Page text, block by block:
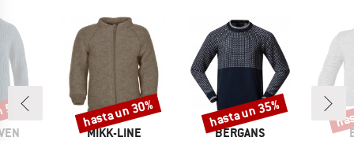
MARCA
MIKK-LINE
Descuento
hasta un 30%
MARCA
BERGANS
Descuento
hasta un 35%